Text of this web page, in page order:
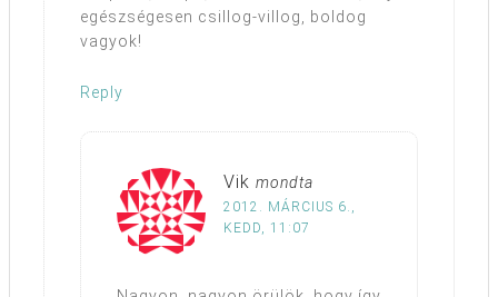
egészségesen csillog-villog, boldog
vagyok!
Reply
Vik mondta
2012. MÁRCIUS 6.,
KEDD, 11:07